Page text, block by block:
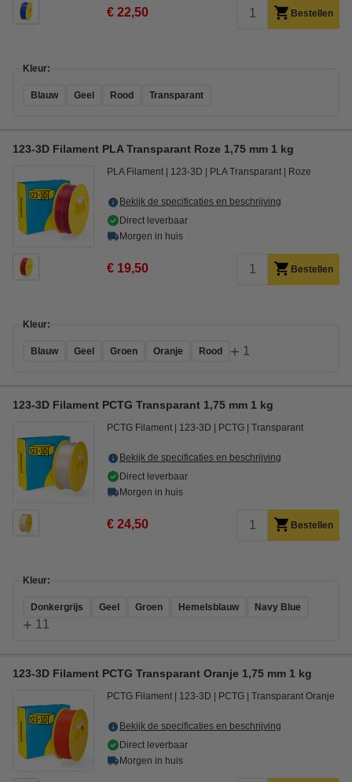
€ 22,50 Bestellen
Kleur:
Blauw Geel Rood Transparant
123-3D Filament PLA Transparant Roze 1,75 mm 1 kg
PLA Filament 123-3D PLA Transparant Roze
Bekijk de specificaties en beschrijving
Direct leverbaar
Morgen in huis
€ 19,50 Bestellen
Kleur:
Blauw Geel Groen Oranje Rood + 1
123-3D Filament PCTG Transparant 1,75 mm 1 kg
PCTG Filament 123-3D PCTG Transparant
Bekijk de specificaties en beschrijving
Direct leverbaar
Morgen in huis
€ 24,50 Bestellen
Kleur:
Donkergrijs Geel Groen Hemelsblauw Navy Blue
+ 11
123-3D Filament PCTG Transparant Oranje 1,75 mm 1 kg
PCTG Filament 123-3D PCTG Transparant Oranje
Bekijk de specificaties en beschrijving
Direct leverbaar
Morgen in huis